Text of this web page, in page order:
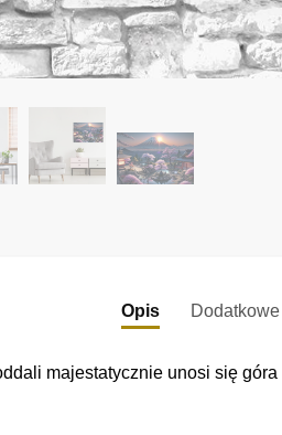
Opis
majestatycznie unosi się